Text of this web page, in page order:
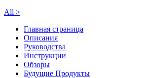
All >
Главная страница
Описания
Руководства
Инструкции
Обзоры
Будущие Продукты